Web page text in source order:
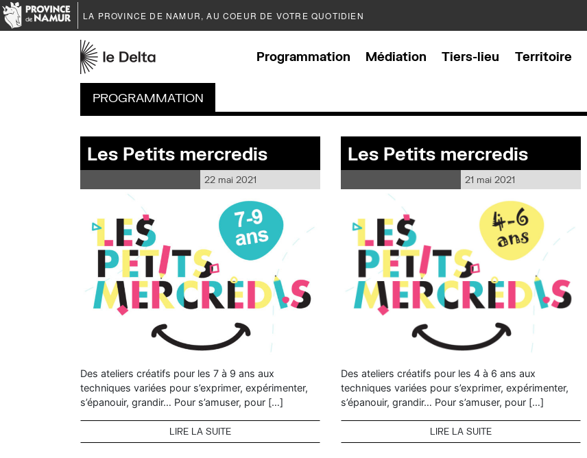
LA PROVINCE DE NAMUR, AU COEUR DE VOTRE QUOTIDIEN
Programmation Médiation Tiers-lieu Territoire
PROGRAMMATION
Les Petits mercredis
22 mai 2021
Des ateliers créatifs pour les 7 à 9 ans aux
techniques variées pour s’exprimer, expérimenter,
s’épanouir, grandir… Pour s’amuser, pour […]
LIRE LA SUITE
Les Petits mercredis
21 mai 2021
Des ateliers créatifs pour les 4 à 6 ans aux
techniques variées pour s’exprimer, expérimenter,
s’épanouir, grandir… Pour s’amuser, pour […]
LIRE LA SUITE